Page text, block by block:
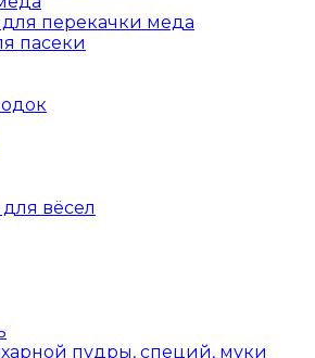
перекачки меда
пасеки
вёсел
пудры, специй, муки